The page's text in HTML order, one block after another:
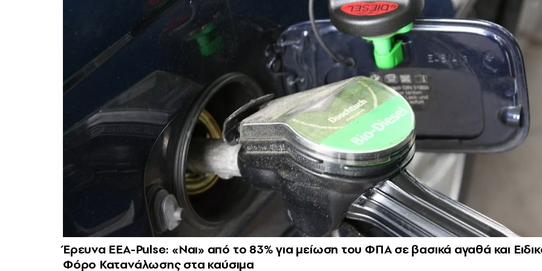
Έρευνα ΕΕΑ-Pulse: «Ναι» από το 83% για μείωση του ΦΠΑ σε βασικά αγαθά και
Φόρο Κατανάλωσης στα καύσιμα